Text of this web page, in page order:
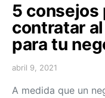
5 consejos
contratar
para tu
abril 9, 2021
A medida que un